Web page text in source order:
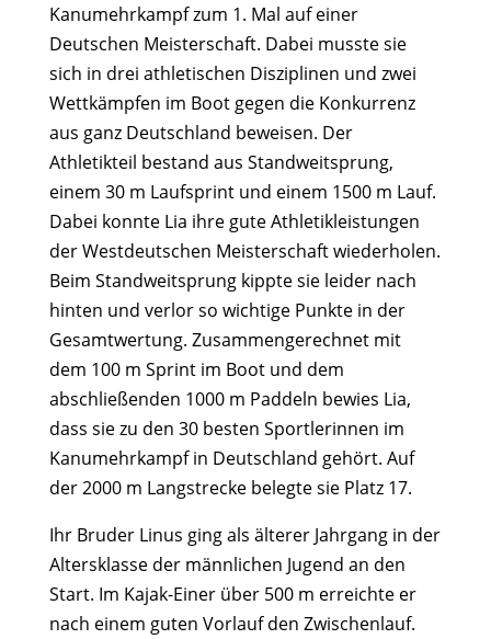
Kanumehrkampf zum 1. Mal auf einer
Deutschen Meisterschaft. Dabei musste sie
sich in drei athletischen Disziplinen und zwei
Wettkämpfen im Boot gegen die Konkurrenz
aus ganz Deutschland beweisen. Der
Athletikteil bestand aus Standweitsprung,
einem 30 m Laufsprint und einem 1500 m Lauf.
Dabei konnte Lia ihre gute Athletikleistungen
der Westdeutschen Meisterschaft wiederholen.
Beim Standweitsprung kippte sie leider nach
hinten und verlor so wichtige Punkte in der
Gesamtwertung. Zusammengerechnet mit
dem 100 m Sprint im Boot und dem
abschließenden 1000 m Paddeln bewies Lia,
dass sie zu den 30 besten Sportlerinnen im
Kanumehrkampf in Deutschland gehört. Auf
der 2000 m Langstrecke belegte sie Platz 17.
Ihr Bruder Linus ging als älterer Jahrgang in der
Altersklasse der männlichen Jugend an den
Start. Im Kajak-Einer über 500 m erreichte er
nach einem guten Vorlauf den Zwischenlauf.